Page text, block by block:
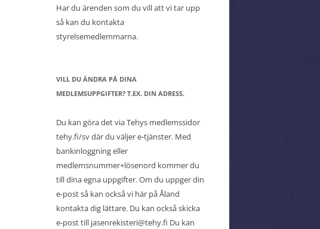
Har du ärenden som du vill att vi tar upp
så kan du kontakta
styrelsemedlemmarna.
VILL DU ÄNDRA PÅ DINA
MEDLEMSUPPGIFTER? T.EX. DIN ADRESS.
Du kan göra det via Tehys medlemssidor
tehy.fi/sv där du väljer e-tjänster. Med
bankinloggning eller
medlemsnummer+lösenord kommer du
till dina egna uppgifter. Om du uppger din
e-post så kan också vi här på Åland
kontakta dig lättare. Du kan också skicka
e-post till jasenrekisteri@tehy.fi Du kan